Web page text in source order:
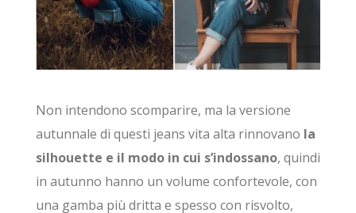
Non intendono scomparire, ma la versione
autunnale di questi jeans vita alta rinnovano la
silhouette e il modo in cui s’indossano, quindi
in autunno hanno un volume confortevole, con
una gamba più dritta e spesso con risvolto,